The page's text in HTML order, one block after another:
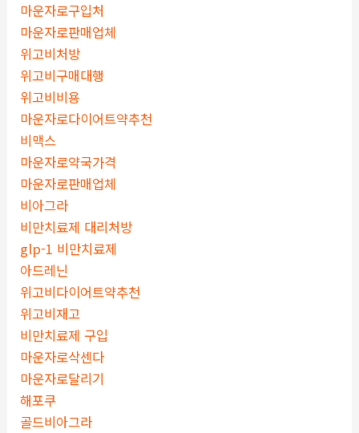
마운자로구입처
마운자로판매업체
위고비처방
위고비구매대행
위고비비용
마운자로다이어트약추천
비맥스
마운자로약국가격
마운자로판매업체
비아그라
비만치료제 대리처방
glp-1 비만치료제
아드레닌
위고비다이어트약추천
위고비재고
비만치료제 구입
마운자로삭센다
마운자로달리기
해포쿠
골드비아그라